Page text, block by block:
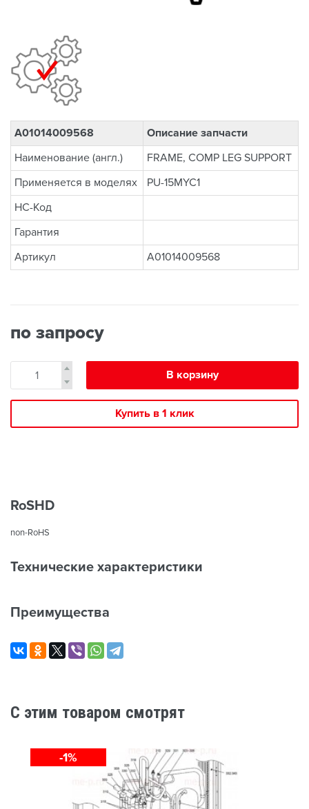
A01014009568
Описание запчасти
Наименование (англ.)
FRAME, COMP LEG SUPPORT
Применяется в моделях
PU-15MYC1
НС-Код
Гарантия
Артикул
A01014009568
по запросу
В корзину
Купить в 1 клик
RoSHD
non-RoHS
Технические характеристики
Преимущества
C этим товаром смотрят
-1%